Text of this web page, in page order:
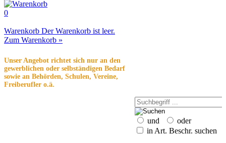
0
Warenkorb Der Warenkorb ist leer.
Zum Warenkorb »
Unser Angebot richtet sich nur an den
gewerblichen oder selbständigen Bedarf
sowie an Behörden, Schulen, Vereine,
Freiberufler o.ä.
und
oder
in Art. Beschr. suchen